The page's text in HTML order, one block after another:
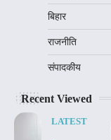
बिहार
राजनीति
संपादकीय
Recent Viewed
LATEST